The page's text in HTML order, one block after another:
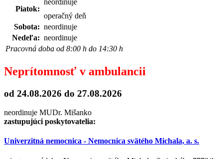
Piatok:
operačný deň
Sobota: neordinuje
Nedeľa: neordinuje
Pracovná doba od 8:00 h do 14:30 h
Neprítomnosť v ambulancii
od 24.08.2026 do 27.08.2026
neordinuje MUDr. Mišanko
zastupujúci poskytovatelia:
Univerzitná nemocnica - Nemocnica svätého Michala, a. s.